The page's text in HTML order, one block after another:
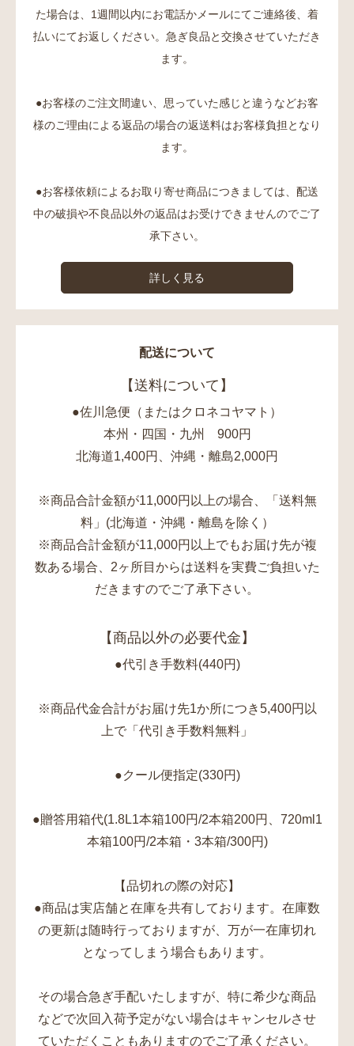
た場合は、1週間以内にお電話かメールにてご連絡後、着
払いにてお返しください。急ぎ良品と交換させていただき
ます。
●お客様のご注文間違い、思っていた感じと違うなどお客
様のご理由による返品の場合の返送料はお客様負担となり
ます。
●お客様依頼によるお取り寄せ商品につきましては、配送
中の破損や不良品以外の返品はお受けできませんのでご了
承下さい。
詳しく見る
配送について
【送料について】
●佐川急便（またはクロネコヤマト）
本州・四国・九州 900円
北海道1,400円、沖縄・離島2,000円
※商品合計金額が11,000円以上の場合、「送料無
料」(北海道・沖縄・離島を除く）
※商品合計金額が11,000円以上でもお届け先が複
数ある場合、2ヶ所目からは送料を実費ご負担いた
だきますのでご了承下さい。
【商品以外の必要代金】
●代引き手数料(440円)
※商品代金合計がお届け先1か所につき5,400円以
上で「代引き手数料無料」
●クール便指定(330円)
●贈答用箱代(1.8L1本箱100円/2本箱200円、720ml1
本箱100円/2本箱・3本箱/300円)
【品切れの際の対応】
●商品は実店舗と在庫を共有しております。在庫数
の更新は随時行っておりますが、万が一在庫切れ
となってしまう場合もあります。
その場合急ぎ手配いたしますが、特に希少な商品
などで次回入荷予定がない場合はキャンセルさせ
ていただくこともありますのでご了承ください。